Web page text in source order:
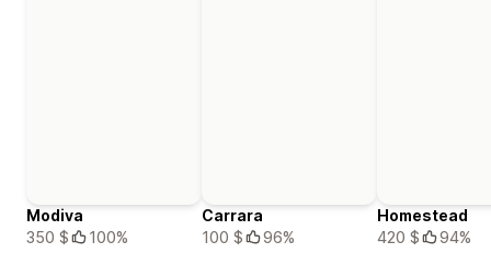
Modiva
350 $
100%
Carrara
100 $
96%
Homestead
420 $
94%